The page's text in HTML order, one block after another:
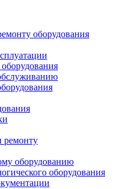
оборудования
ремонту
оборудованию
оборудования